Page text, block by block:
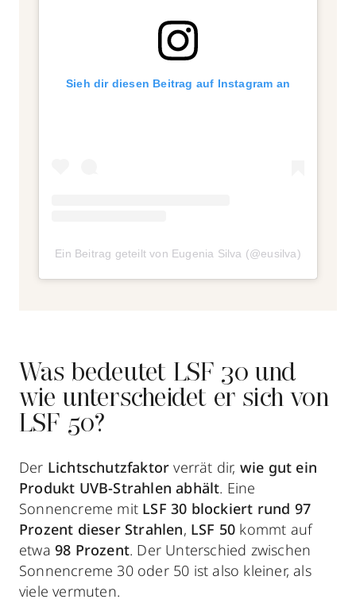
Sieh dir diesen Beitrag auf Instagram an
Ein Beitrag geteilt von Eugenia Silva (@eusilva)
Was bedeutet LSF 30 und
wie unterscheidet er sich von
LSF 50?
Der Lichtschutzfaktorverrät dir, wie gut ein
Produkt UVB-Strahlenabhält. Eine
Sonnencreme mit LSF 30 blockiert rund 97
Prozent dieser Strahlen, LSF 50 kommt auf
etwa 98 Prozent. Der Unterschied zwischen
Sonnencreme 30 oder 50 ist also kleiner, als
viele vermuten.